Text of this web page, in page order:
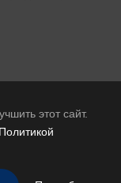
ПО
этот сайт.
Политикой